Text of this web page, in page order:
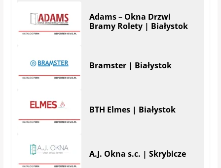
Bramster | Białystok
BTH Elmes | Białystok
A.J. Okna s.c. | Skrybicze
TOMLUX Okna&Drzwi |
Białystok